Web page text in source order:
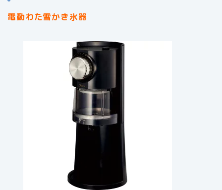
電動わた雪かき氷器